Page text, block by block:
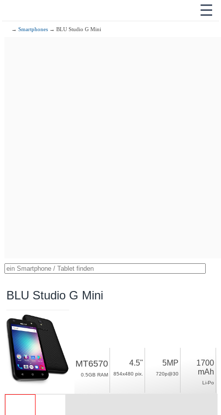
☰
→Smartphones → BLU Studio G Mini
BLU Studio G Mini
MT6570
0.5GB RAM
4.5"
854x480 pix.
5MP
720p@30
1700
mAh
Li-Po